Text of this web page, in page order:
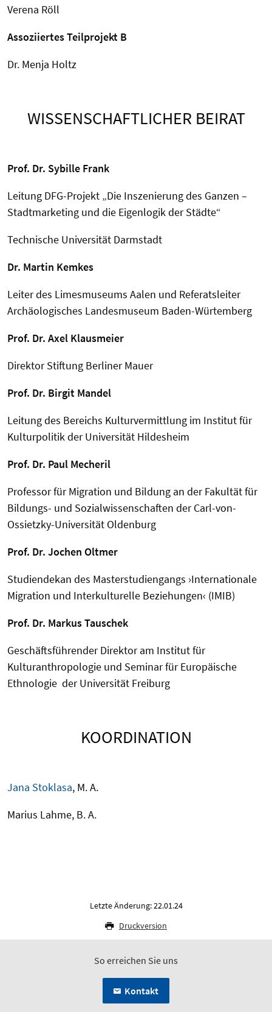
Verena Röll
Assoziiertes Teilprojekt B
Dr. Menja Holtz
WISSENSCHAFTLICHER BEIRAT
Prof. Dr. Sybille Frank
Leitung DFG-Projekt „Die Inszenierung des Ganzen –
Stadtmarketing und die Eigenlogik der Städte“
Technische Universität Darmstadt
Dr. Martin Kemkes
Leiter des Limesmuseums Aalen und Referatsleiter
Archäologisches Landesmuseum Baden-Würtemberg
Prof. Dr. Axel Klausmeier
Direktor Stiftung Berliner Mauer
Prof. Dr. Birgit Mandel
Leitung des Bereichs Kulturvermittlung im Institut für
Kulturpolitik der Universität Hildesheim
Prof. Dr. Paul Mecheril
Professor für Migration und Bildung an der Fakultät für
Bildungs- und Sozialwissenschaften der Carl-von-
Ossietzky-Universität Oldenburg
Prof. Dr. Jochen Oltmer
Studiendekan des Masterstudiengangs ›Internationale
Migration und Interkulturelle Beziehungen‹ (IMIB)
Prof. Dr. Markus Tauschek
Geschäftsführender Direktor am Institut für
Kulturanthropologie und Seminar für Europäische
Ethnologie der Universität Freiburg
KOORDINATION
Jana Stoklasa, M. A.
Marius Lahme, B. A.
Letzte Änderung: 22.01.24
Druckversion
So erreichen Sie uns
Kontakt